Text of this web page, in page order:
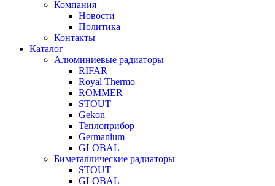
Компания
Новости
Политика
Контакты
Каталог
Алюминиевые радиаторы
RIFAR
Royal Thermo
ROMMER
STOUT
Gekon
Теплоприбор
Germanium
GLOBAL
Биметаллические радиаторы
STOUT
GLOBAL